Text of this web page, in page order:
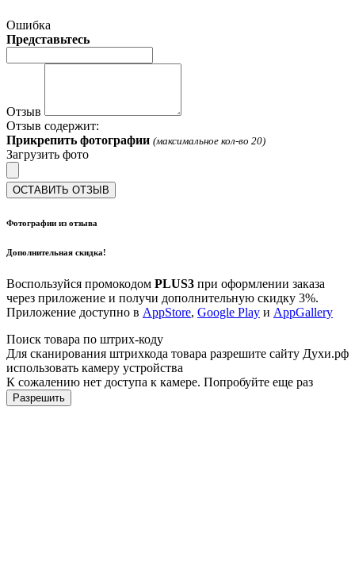
Ошибка
Представьтесь
Отзыв
Отзыв содержит:
Прикрепить фотографии (максимальное кол-во 20)
Загрузить фото
ОСТАВИТЬ ОТЗЫВ
Фотографии из отзыва
Дополнительная скидка!
Воспользуйся промокодом PLUS3 при оформлении заказа
через приложение и получи дополнительную скидку 3%.
Приложение доступно в AppStore, Google Play и AppGallery
Поиск товара по штрих-коду
Для сканирования штрихкода товара разрешите сайту Духи.рф
использовать камеру устройства
К сожалению нет доступа к камере. Попробуйте еще раз
Разрешить